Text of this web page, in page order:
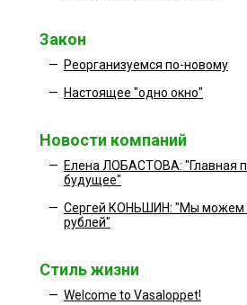
Закон
— Реорганизуемся по-новому
— Настоящее "одно окно"
Новости компаний
— Елена ЛОБАСТОВА: "Главная
будущее"
— Сергей КОНЬШИН: "Мы можем
рублей"
Стиль жизни
— Welcome to Vasaloppet!